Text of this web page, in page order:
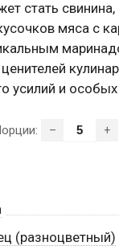
стать
мяса
усилий и
– +
(разноцветный)